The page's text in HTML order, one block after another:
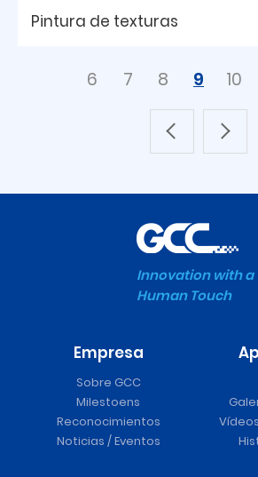
Pintura de texturas
6 7 8 9 10
Innovation with a
Human Touch
Empresa
Sobre GCC
Milestoens
Reconocimientos
Noticias / Eventos